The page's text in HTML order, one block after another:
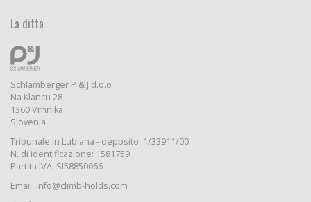
La ditta
Schlamberger P & J d.o.o
Na Klancu 28
1360 Vrhnika
Slovenia
Tribunale in Lubiana - deposito: 1/33911/00
N. di identificazione: 1581759
Partita IVA: SI58850066
Email: info@climb-holds.com